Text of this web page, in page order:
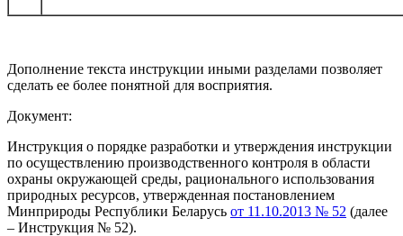
Дополнение текста инструкции иными разделами позволяет
сделать ее более понятной для восприятия.
Документ:
Инструкция о порядке разработки и утверждения инструкции
по осуществлению производственного контроля в области
охраны окружающей среды, рационального использования
природных ресурсов, утвержденная постановлением
Минприроды Республики Беларусь от 11.10.2013 № 52 (далее
– Инструкция № 52).